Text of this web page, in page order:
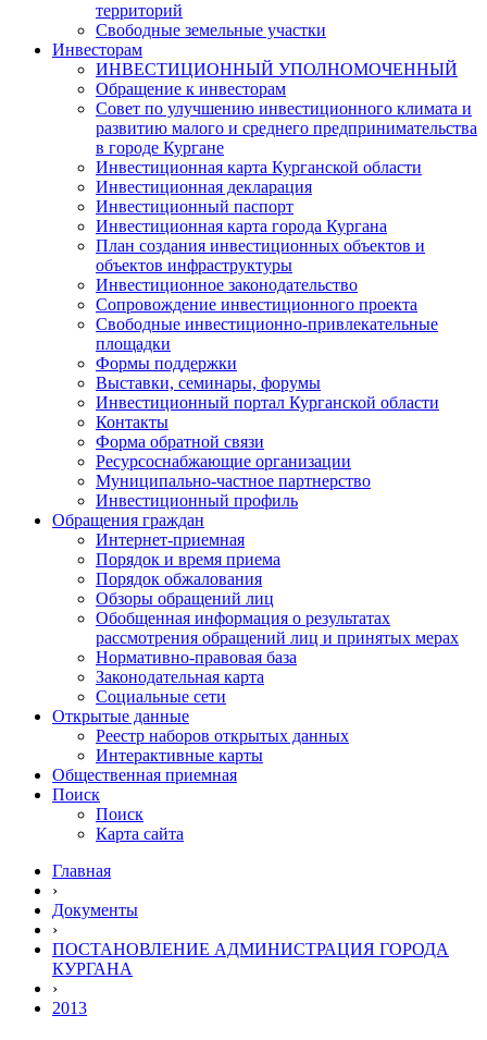
территорий
Свободные земельные участки
Инвесторам
ИНВЕСТИЦИОННЫЙ УПОЛНОМОЧЕННЫЙ
Обращение к инвесторам
Совет по улучшению инвестиционного климата и
развитию малого и среднего предпринимательства
в городе Кургане
Инвестиционная карта Курганской области
Инвестиционная декларация
Инвестиционный паспорт
Инвестиционная карта города Кургана
План создания инвестиционных объектов и
объектов инфраструктуры
Инвестиционное законодательство
Сопровождение инвестиционного проекта
Свободные инвестиционно-привлекательные
площадки
Формы поддержки
Выставки, семинары, форумы
Инвестиционный портал Курганской области
Контакты
Форма обратной связи
Ресурсоснабжающие организации
Муниципально-частное партнерство
Инвестиционный профиль
Обращения граждан
Интернет-приемная
Порядок и время приема
Порядок обжалования
Обзоры обращений лиц
Обобщенная информация о результатах
рассмотрения обращений лиц и принятых мерах
Нормативно-правовая база
Законодательная карта
Социальные сети
Открытые данные
Реестр наборов открытых данных
Интерактивные карты
Общественная приемная
Поиск
Поиск
Карта сайта
Главная
›
Документы
›
ПОСТАНОВЛЕНИЕ АДМИНИСТРАЦИЯ ГОРОДА
КУРГАНА
›
2013